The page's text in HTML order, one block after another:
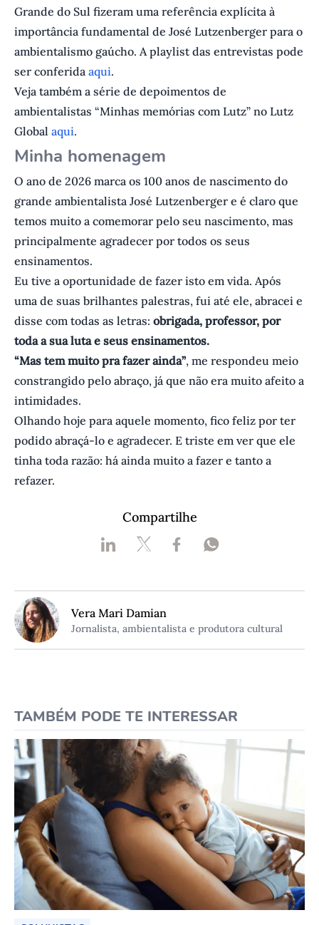
Grande do Sul fizeram uma referência explícita à
importância fundamental de José Lutzenberger para o
ambientalismo gaúcho. A playlist das entrevistas pode
ser conferida aqui.
Veja também a série de depoimentos de
ambientalistas “Minhas memórias com Lutz” no Lutz
Global aqui.
Minha homenagem
O ano de 2026 marca os 100 anos de nascimento do
grande ambientalista José Lutzenberger e é claro que
temos muito a comemorar pelo seu nascimento, mas
principalmente agradecer por todos os seus
ensinamentos.
Eu tive a oportunidade de fazer isto em vida. Após
uma de suas brilhantes palestras, fui até ele, abracei e
disse com todas as letras: obrigada, professor, por
toda a sua luta e seus ensinamentos.
“Mas tem muito pra fazer ainda”, me respondeu meio
constrangido pelo abraço, já que não era muito afeito a
intimidades.
Olhando hoje para aquele momento, fico feliz por ter
podido abraçá-lo e agradecer. E triste em ver que ele
tinha toda razão: há ainda muito a fazer e tanto a
refazer.
Compartilhe
Vera Mari Damian
Jornalista, ambientalista e produtora cultural
TAMBÉM PODE TE INTERESSAR